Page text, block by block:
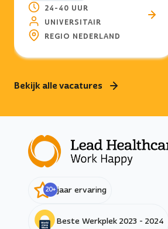
in openbare en poliklinische
apotheken in de omgeving? Wij
zijn ervan overtuigd dat jij hier
kan bereiken!
24-40 UUR
UNIVERSITAIR
REGIO NEDERLAND
Bekijk allevacatures
20+ jaar ervaring
Beste Werkplek 2023 - 2024